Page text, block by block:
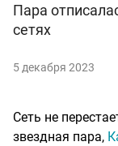
Пара
сетях
5 декабря 2023
Сеть не
звездная пара,